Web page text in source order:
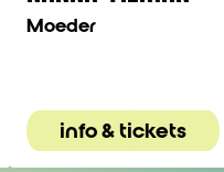
Moeder
info & tickets